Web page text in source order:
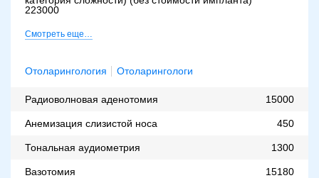
223000
Смотреть еще…
Отоларингология Отоларингологи
Радиоволновая аденотомия 15000
Анемизация слизистой носа 450
Тональная аудиометрия 1300
Вазотомия 15180